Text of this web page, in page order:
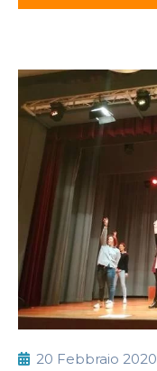
20 Febbraio 2020